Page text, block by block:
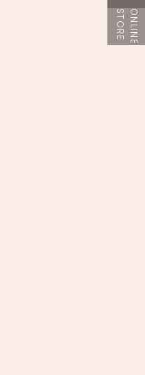
O
N
L
I
N
E
S
T
O
R
E